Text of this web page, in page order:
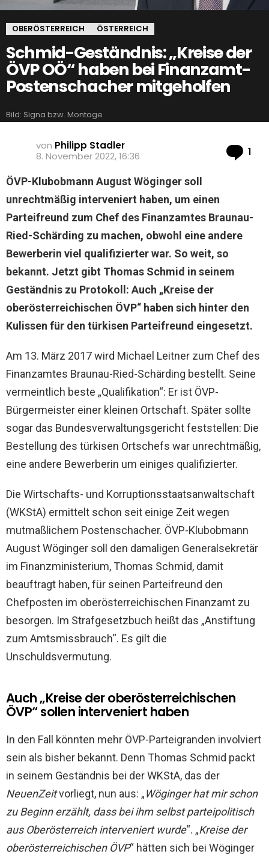
OBERÖSTERREICH ÖSTERREICH
Schmid-Geständnis: „Kreise der
ÖVP OÖ“ haben bei Finanzamt-
Postenschacher mitgeholfen
Bild: Signa bzw. Montage
von Philipp Stadler
8. November 2022, 16:36
1
ÖVP-Klubobmann August Wöginger soll
unrechtmäßig interveniert haben, um einen
Parteifreund zum Chef des Finanzamtes Braunau-
Ried-Schärding zu machen, obwohl eine andere
Bewerberin viel qualifizierter war. So weit, so
bekannt. Jetzt gibt Thomas Schmid in seinem
Geständnis zu Protokoll: Auch „Kreise der
oberösterreichischen ÖVP“ haben sich hinter den
Kulissen für den türkisen Parteifreund eingesetzt.
Am 13. März 2017 wird Michael Leitner zum Chef des
Finanzamtes Braunau-Ried-Schärding bestellt. Seine
vermeintlich beste „Qualifikation“: Er ist ÖVP-
Bürgermeister einer kleinen Ortschaft. Später sollte
sogar das Bundesverwaltungsgericht feststellen: Die
Bestellung des türkisen Ortschefs war unrechtmäßig,
eine andere Bewerberin um einiges qualifizierter.
Die Wirtschafts- und Korruptionsstaatsanwaltschaft
(WKStA) ermittelt schon seit einige Zeit wegen
mutmaßlichem Postenschacher. ÖVP-Klubobmann
August Wöginger soll den damaligen Generalsekretär
im Finanzministerium, Thomas Schmid, damit
beauftragt haben, für seinen Parteifreund den
Chefposten im oberösterreichischen Finanzamt zu
besorgen. Im Strafgesetzbuch heißt das „Anstiftung
zum Amtsmissbrauch“. Es gilt die
Unschuldsvermutung.
Auch „Kreise der oberösterreichischen
ÖVP“ sollen interveniert haben
In den Fall könnten mehr ÖVP-Parteigranden involviert
sein als bisher bekannt. Denn Thomas Schmid packt
in seinem Geständnis bei der WKStA, das der
NeuenZeitvorliegt, nun aus: „Wöginger hat mir schon
zu Beginn erzählt, dass bei ihm selbst parteipolitisch
aus Oberösterreich interveniert wurde“. „Kreise der
oberösterreichischen ÖVP“ hätten sich bei Wöginger